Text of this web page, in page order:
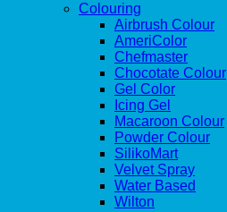
Colouring
Airbrush Colour
AmeriColor
Chefmaster
Chocotate Colour
Gel Color
Icing Gel
Macaroon Colour
Powder Colour
SilikoMart
Velvet Spray
Water Based
Wilton